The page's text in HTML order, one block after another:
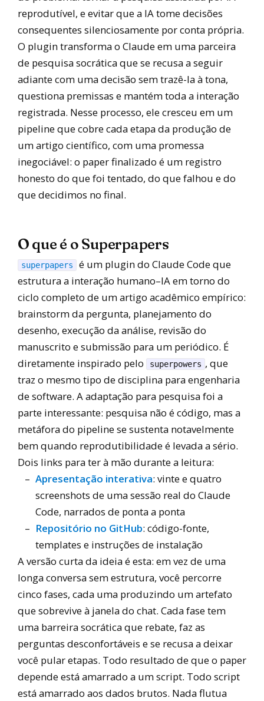
reprodutível, e evitar que a IA tome decisões
consequentes silenciosamente por conta própria.
O plugin transforma o Claude em uma parceira
de pesquisa socrática que se recusa a seguir
adiante com uma decisão sem trazê-la à tona,
questiona premissas e mantém toda a interação
registrada. Nesse processo, ele cresceu em um
pipeline que cobre cada etapa da produção de
um artigo científico, com uma promessa
inegociável: o paper finalizado é um registro
honesto do que foi tentado, do que falhou e do
que decidimos no final.
O que é o Superpapers
superpapers
é um plugin do Claude Code que
estrutura a interação humano–IA em torno do
ciclo completo de um artigo acadêmico empírico:
brainstorm da pergunta, planejamento do
desenho, execução da análise, revisão do
manuscrito e submissão para um periódico. É
diretamente inspirado pelo
superpowers , que
traz o mesmo tipo de disciplina para engenharia
de software. A adaptação para pesquisa foi a
parte interessante: pesquisa não é código, mas a
metáfora do pipeline se sustenta notavelmente
bem quando reprodutibilidade é levada a sério.
Dois links para ter à mão durante a leitura:
Apresentação interativa: vinte e quatro
screenshots de uma sessão real do Claude
Code, narrados de ponta a ponta
Repositório no GitHub: código-fonte,
templates e instruções de instalação
A versão curta da ideia é esta: em vez de uma
longa conversa sem estrutura, você percorre
cinco fases, cada uma produzindo um artefato
que sobrevive à janela do chat. Cada fase tem
uma barreira socrática que rebate, faz as
perguntas desconfortáveis e se recusa a deixar
você pular etapas. Todo resultado de que o paper
depende está amarrado a um script. Todo script
está amarrado aos dados brutos. Nada flutua